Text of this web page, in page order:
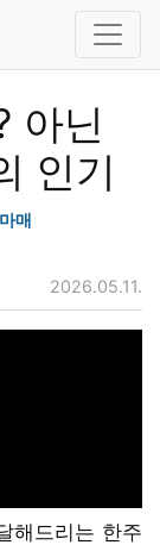
아닌
인기
매
2026.05.11.
해드리는 한주